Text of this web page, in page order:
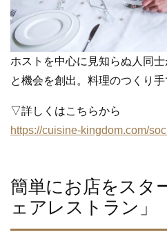
ホストを中心に見知らぬ人同
と機会を創出。料理のつくり手
▽詳しくはこちらから
https://cuisine-kingdom.com/
簡単にお店をスタ
ェアレストラン」